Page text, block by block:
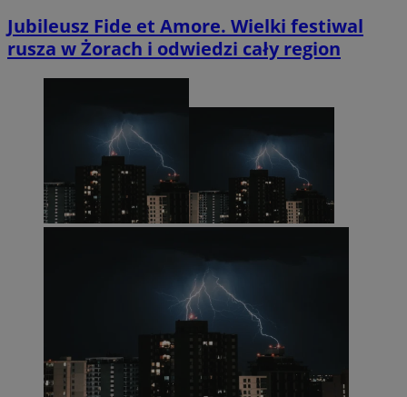
Jubileusz Fide et Amore. Wielki festiwal
rusza w Żorach i odwiedzi cały region